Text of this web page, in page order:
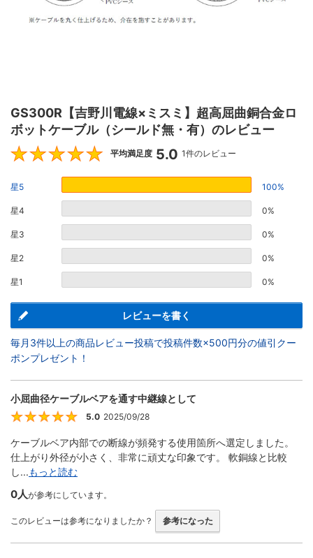
GS300R【吉野川電線×ミスミ】超高屈曲銅合金ロ
ボットケーブル（シールド無・有）のレビュー
5
平均満足度 5.0 1件のレビュー
星5 100%
星4 0%
星3 0%
星2 0%
星1 0%
レビューを書く
毎月3件以上の商品レビュー投稿で投稿件数×500円分の値引クー
ポンプレゼント！
小屈曲径ケーブルベアを通す中継線として
5
5.0 2025/09/28
ケーブルベア内部での断線が頻発する使用箇所へ選定しました。
仕上がり外径が小さく、非常に頑丈な印象です。 軟銅線と比較
し...もっと読む
0人が参考にしています。
このレビューは参考になりましたか？ 参考になった